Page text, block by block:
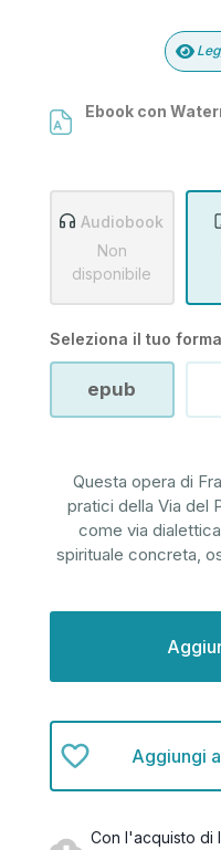
Ebook con
Audiobook
Non
disponibile
Seleziona il tuo
epub
Questa opera di
pratici della Via del
come via
spirituale concreta,
Aggiungi
Con l'acquisto di